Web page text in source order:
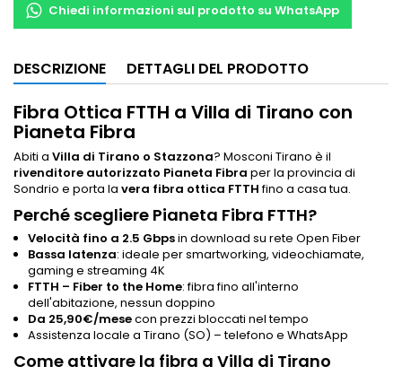
Chiedi informazioni sul prodotto su WhatsApp
DESCRIZIONE DETTAGLI DEL PRODOTTO
Fibra Ottica FTTH a Villa di Tirano con
Pianeta Fibra
Abiti a Villa di Tirano o Stazzona? Mosconi Tirano è il
rivenditore autorizzato Pianeta Fibra per la provincia di
Sondrio e porta la vera fibra ottica FTTHfino a casa tua.
Perché scegliere Pianeta Fibra FTTH?
Velocità fino a 2.5 Gbpsin download su rete Open Fiber
Bassa latenza: ideale per smartworking, videochiamate,
gaming e streaming 4K
FTTH – Fiber to the Home: fibra fino all'interno
dell'abitazione, nessun doppino
Da 25,90€/mesecon prezzi bloccati nel tempo
Assistenza locale a Tirano (SO) – telefono e WhatsApp
Come attivare la fibra a Villa di Tirano